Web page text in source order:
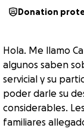
Donation
Hola. Me llamo
algunos saben
servicial y su
poder darle su
considerables.
familiares